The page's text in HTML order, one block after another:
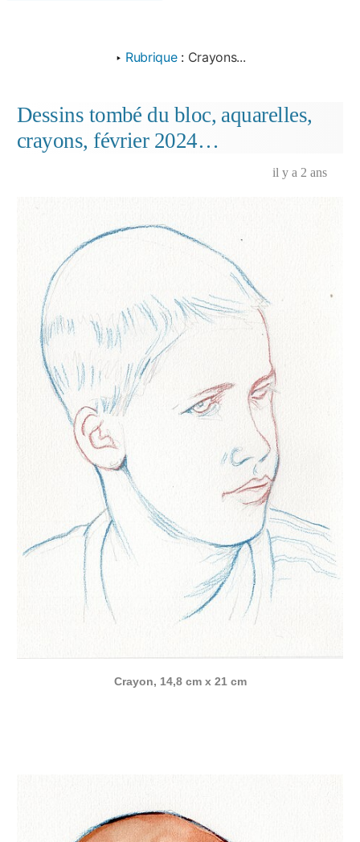
‣ Rubrique : Crayons...
Dessins tombé du bloc, aquarelles,
crayons, février 2024…
il y a 2 ans
Crayon, 14,8 cm x 21 cm